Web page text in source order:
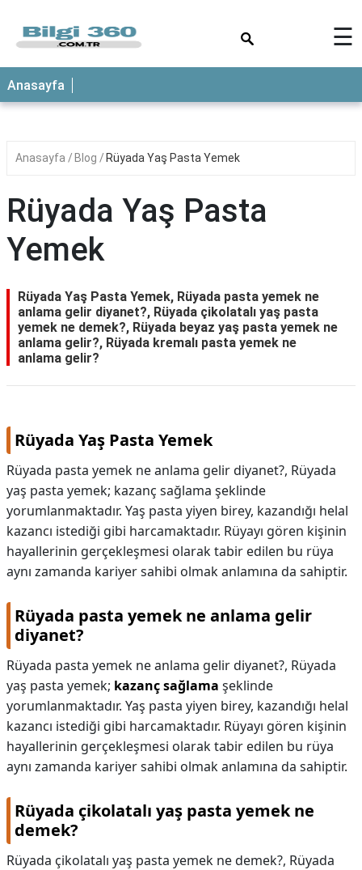
ANASAYFA
☰
Anasayfa
Anasayfa Blog Rüyada Yaş Pasta Yemek
Rüyada Yaş Pasta
Yemek
Rüyada Yaş Pasta Yemek, Rüyada pasta yemek ne
anlama gelir diyanet?, Rüyada çikolatalı yaş pasta
yemek ne demek?, Rüyada beyaz yaş pasta yemek ne
anlama gelir?, Rüyada kremalı pasta yemek ne
anlama gelir?
Rüyada Yaş Pasta Yemek
Rüyada pasta yemek ne anlama gelir diyanet?, Rüyada
yaş pasta yemek; kazanç sağlama şeklinde
yorumlanmaktadır. Yaş pasta yiyen birey, kazandığı helal
kazancı istediği gibi harcamaktadır. Rüyayı gören kişinin
hayallerinin gerçekleşmesi olarak tabir edilen bu rüya
aynı zamanda kariyer sahibi olmak anlamına da sahiptir.
Rüyada pasta yemek ne anlama gelir
diyanet?
Rüyada pasta yemek ne anlama gelir diyanet?, Rüyada
yaş pasta yemek; kazanç sağlama şeklinde
yorumlanmaktadır. Yaş pasta yiyen birey, kazandığı helal
kazancı istediği gibi harcamaktadır. Rüyayı gören kişinin
hayallerinin gerçekleşmesi olarak tabir edilen bu rüya
aynı zamanda kariyer sahibi olmak anlamına da sahiptir.
Rüyada çikolatalı yaş pasta yemek ne
demek?
Rüyada çikolatalı yaş pasta yemek ne demek?, Rüyada